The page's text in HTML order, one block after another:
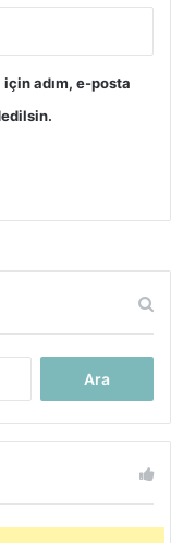
için adım, e-posta